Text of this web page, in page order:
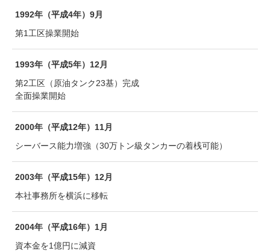
1992年（平成4年）9月
第1工区操業開始
1993年（平成5年）12月
第2工区（原油タンク23基）完成
全面操業開始
2000年（平成12年）11月
シーバース能力増強（30万トン級タンカーの着桟可能）
2003年（平成15年）12月
本社事務所を横浜に移転
2004年（平成16年）1月
資本金を1億円に減資